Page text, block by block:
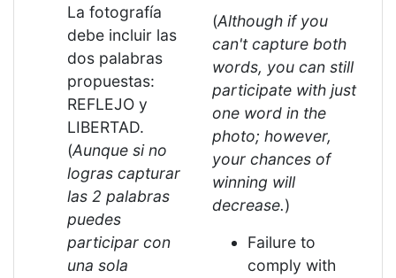
La fotografía
debe incluir las
dos palabras
propuestas:
REFLEJO y
LIBERTAD.
(Aunque si no
logras capturar
las 2 palabras
puedes
participar con
una sola
(Although if you
can't capture both
words, you can still
participate with just
one word in the
photo; however,
your chances of
winning will
decrease.)
Failure to
comply with